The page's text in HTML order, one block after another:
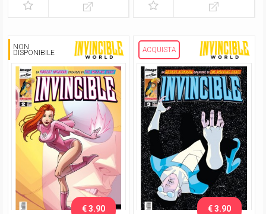
NON
DISPONIBILE
€ 3.90
ACQUISTA
€ 3.90